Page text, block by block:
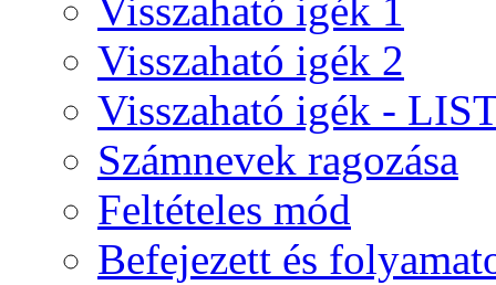
Visszaható igék 1
Visszaható igék 2
Visszaható igék -
Számnevek ragozása
Feltételes mód
Befejezett és